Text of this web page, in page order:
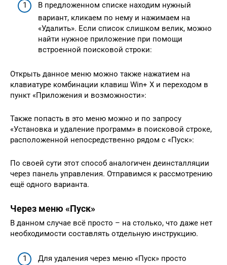
В предложенном списке находим нужный
вариант, кликаем по нему и нажимаем на
«Удалить». Если список слишком велик, можно
найти нужное приложение при помощи
встроенной поисковой строки:
Открыть данное меню можно также нажатием на
клавиатуре комбинации клавиш Win+ X и переходом в
пункт «Приложения и возможности»:
Также попасть в это меню можно и по запросу
«Установка и удаление программ» в поисковой строке,
расположенной непосредственно рядом с «Пуск»:
По своей сути этот способ аналогичен деинсталляции
через панель управления. Отправимся к рассмотрению
ещё одного варианта.
Через меню «Пуск»
В данном случае всё просто – на столько, что даже нет
необходимости составлять отдельную инструкцию.
Для удаления через меню «Пуск» просто